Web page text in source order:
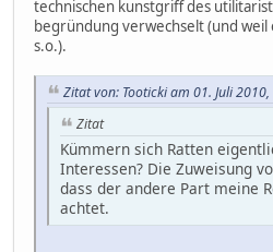
technischen kunstgriff des
begründung verwechselt (und weil
s.o.).
Zitat von: Tooticki am 01. Juli
Zitat
Kümmern sich Ratten
Interessen? Die Zuweisung
dass der andere Part meine
achtet.